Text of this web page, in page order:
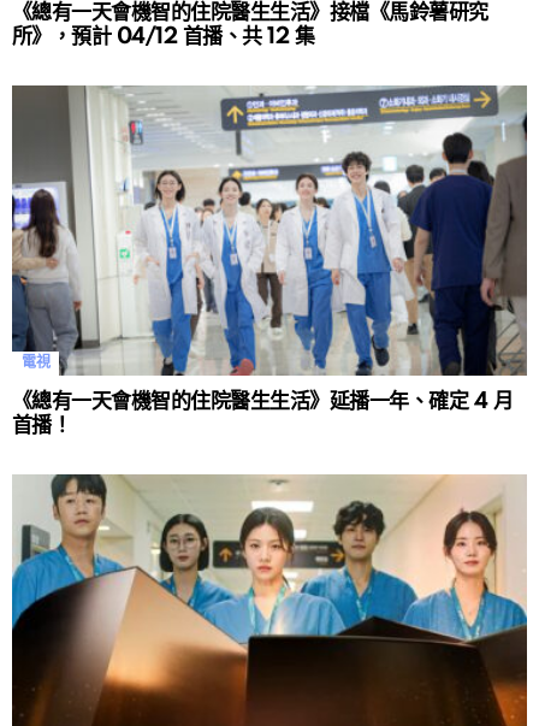
《總有一天會機智的住院醫生生活》接檔《馬鈴薯研究
所》，預計 04/12 首播、共 12 集
電視
《總有一天會機智的住院醫生生活》延播一年、確定 4 月
首播！